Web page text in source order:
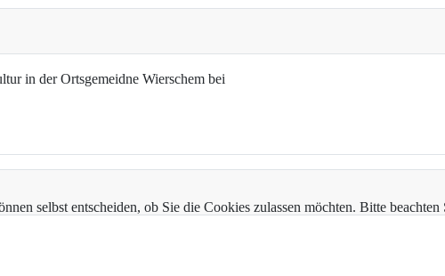
in der Ortsgemeidne Wierschem bei
selbst entscheiden, ob Sie die Cookies zulassen möchten. Bitte